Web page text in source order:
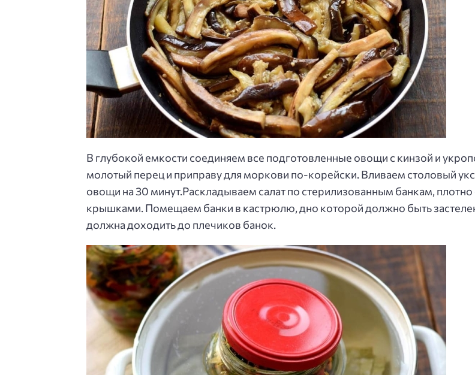
В глубокой емкости соединяем все подготовленные овощи с кинзой и
молотый перец и приправу для моркови по-корейски. Вливаем столовый
овощи на 30 минут.Раскладываем салат по стерилизованным банкам,
крышками. Помещаем банки в кастрюлю, дно которой должно быть
должна доходить до плечиков банок.